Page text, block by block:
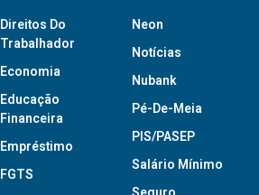
Direitos Do
Trabalhador
Economia
Educação
Financeira
Empréstimo
FGTS
Neon
Notícias
Nubank
Pé-De-Meia
PIS/PASEP
Salário Mínimo